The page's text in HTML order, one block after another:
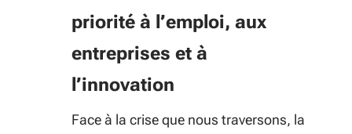
priorité à l’emploi, aux
entreprises et à
l’innovation
Face à la crise que nous traversons, la